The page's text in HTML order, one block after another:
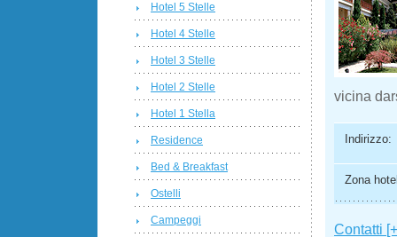
vicina
Indirizzo:
Zona
Contatti
Hotel 5 Stelle
Hotel 4 Stelle
Hotel 3 Stelle
Hotel 2 Stelle
Hotel 1 Stella
Residence
Bed & Breakfast
Ostelli
Campeggi